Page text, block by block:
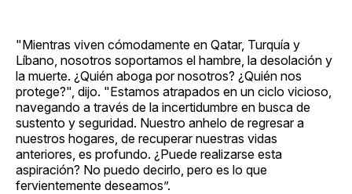
"Mientras viven cómodamente en Qatar, Turquía y
Líbano, nosotros soportamos el hambre, la desolación y
la muerte. ¿Quién aboga por nosotros? ¿Quién nos
protege?", dijo. "Estamos atrapados en un ciclo vicioso,
navegando a través de la incertidumbre en busca de
sustento y seguridad. Nuestro anhelo de regresar a
nuestros hogares, de recuperar nuestras vidas
anteriores, es profundo. ¿Puede realizarse esta
aspiración? No puedo decirlo, pero es lo que
fervientemente deseamos”.